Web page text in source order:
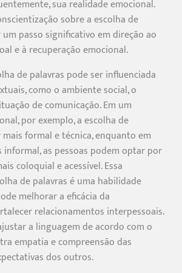
sua realidade emocional.
sobre a escolha de
passo significativo em direção ao
e à recuperação emocional.
de palavras pode ser influenciada
como o ambiente social, o
de comunicação. Em um
por exemplo, a escolha de
formal e técnica, enquanto em
as pessoas podem optar por
coloquial e acessível. Essa
de palavras é uma habilidade
melhorar a eficácia da
relacionamentos interpessoais.
a linguagem de acordo com o
empatia e compreensão das
dos outros.